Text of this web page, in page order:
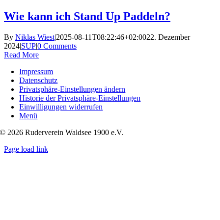
Skip
to
Wie kann ich Stand Up Paddeln?
By Niklas Wiest|2025-08-11T08:22:46+02:0022. Dezember
2024|SUP|0 Comments
Read More
Impressum
Datenschutz
Privatsphäre-Einstellungen ändern
Historie der Privatsphäre-Einstellungen
Einwilligungen widerrufen
Menü
© 2026 Ruderverein Waldsee 1900 e.V.
Page load link